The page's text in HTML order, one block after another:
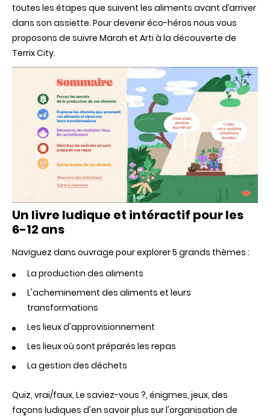
toutes les étapes que suivent les aliments avant d’arriver
dans son assiette. Pour devenir éco-héros nous vous
proposons de suivre Marah et Arti à la découverte de
Terrix City.
Un livre ludique et intéractif pour les
6-12 ans
Naviguez dans ouvrage pour explorer 5 grands thèmes :
La production des aliments
L'acheminement des aliments et leurs
transformations
Les lieux d'approvisionnement
Les lieux où sont préparés les repas
La gestion des déchets
Quiz, vrai/faux, Le saviez-vous ?, énigmes, jeux, des
façons ludiques d'en savoir plus sur l'organisation de